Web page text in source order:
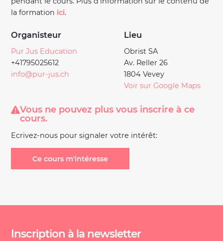
la formation ici.
Organisteur
Pur Jus Education
+41795025612
info@pur-jus.ch
Lieu
Obrist SA
Av. Reller 26
1804 Vevey
Voir sur Google Maps
Vous ne pouvez plus vous inscrire à ce
cours.
Ecrivez-nous pour signaler votre intérêt:
Ce cours m'intéresse
Inscription à la newsletter